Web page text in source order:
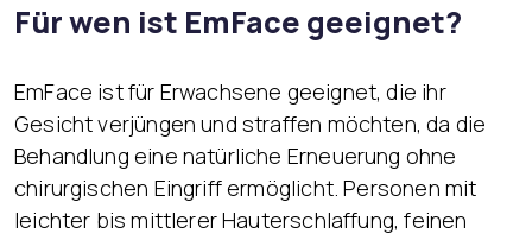
Für wen ist EmFace geeignet?
EmFace ist für Erwachsene geeignet, die ihr
Gesicht verjüngen und straffen möchten, da die
Behandlung eine natürliche Erneuerung ohne
chirurgischen Eingriff ermöglicht. Personen mit
leichter bis mittlerer Hauterschlaffung, feinen